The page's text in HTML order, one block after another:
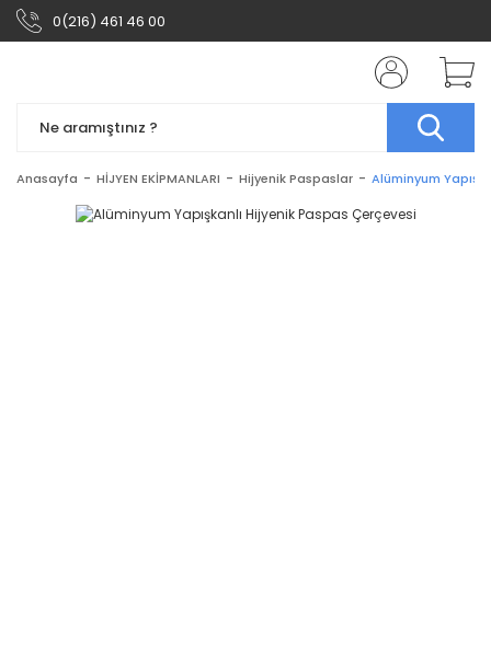
0(216) 461 46 00
Anasayfa HİJYEN EKİPMANLARI Hijyenik Paspaslar Alüminyum